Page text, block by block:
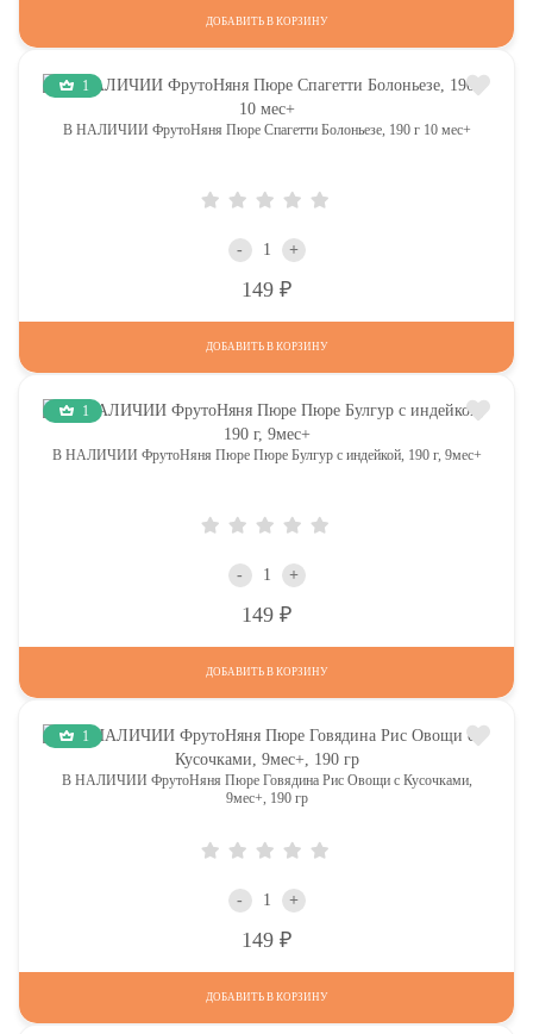
ДОБАВИТЬ В КОРЗИНУ
1
В НАЛИЧИИ ФрутоНяня Пюре Спагетти Болоньезе, 190 г 10 мес+
- +
149
ДОБАВИТЬ В КОРЗИНУ
1
В НАЛИЧИИ ФрутоНяня Пюре Пюре Булгур с индейкой, 190 г, 9мес+
- +
149
ДОБАВИТЬ В КОРЗИНУ
1
В НАЛИЧИИ ФрутоНяня Пюре Говядина Рис Овощи с Кусочками,
9мес+, 190 гр
- +
149
ДОБАВИТЬ В КОРЗИНУ